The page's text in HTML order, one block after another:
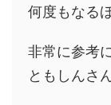
何度もなる
非常に参考
ともしんさ